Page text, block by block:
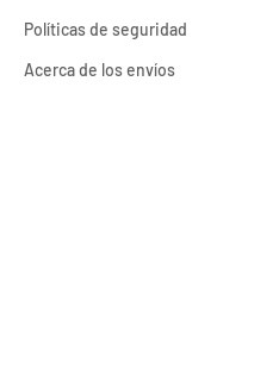
Políticas de seguridad
Acerca de los envíos